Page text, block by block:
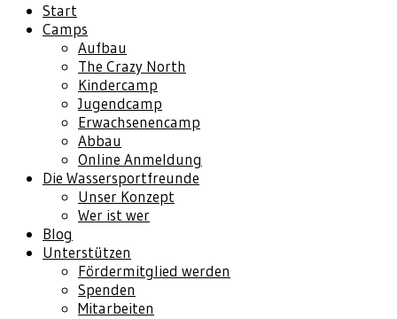
Start
Camps
Aufbau
The Crazy North
Kindercamp
Jugendcamp
Erwachsenencamp
Abbau
Online Anmeldung
Die Wassersportfreunde
Unser Konzept
Wer ist wer
Blog
Unterstützen
Fördermitglied werden
Spenden
Mitarbeiten